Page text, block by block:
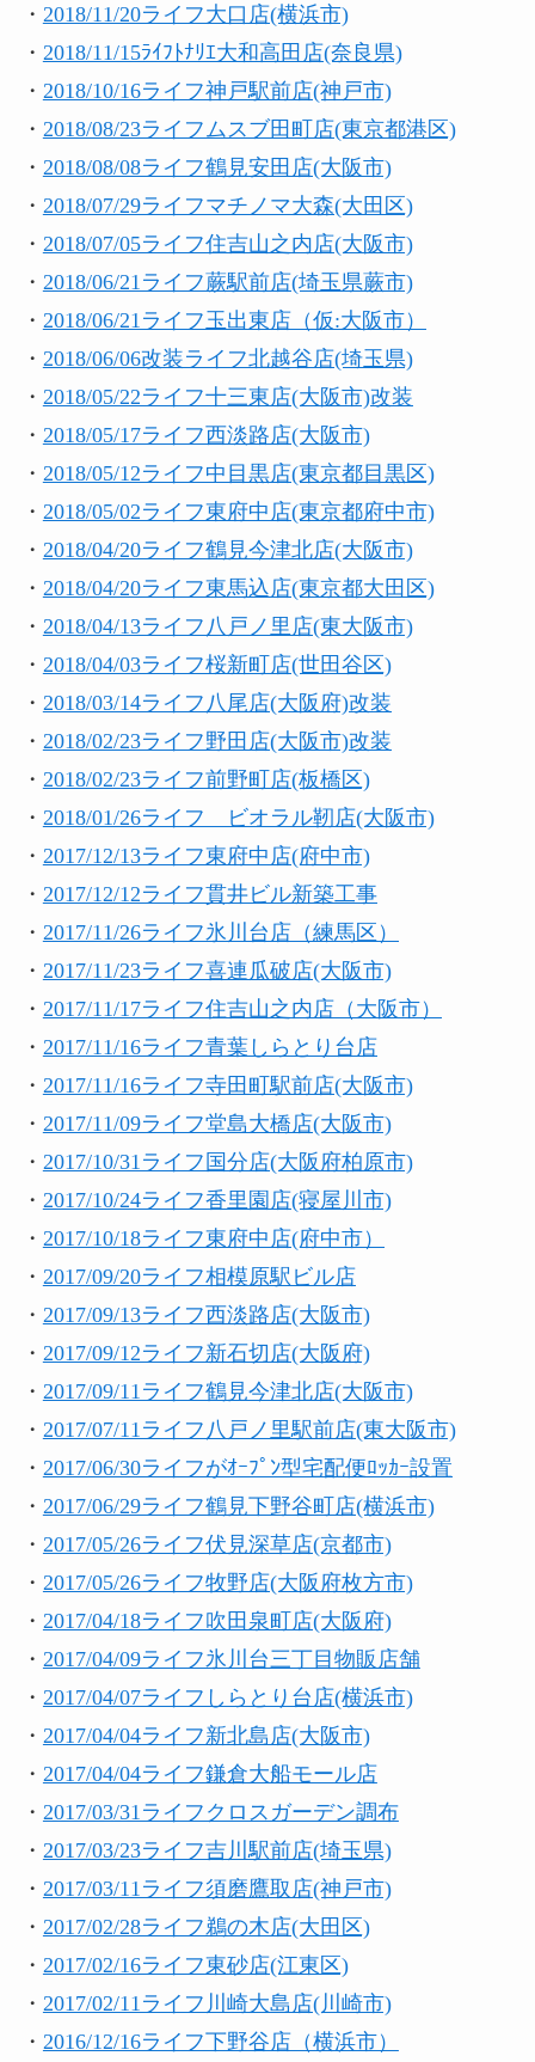
・ 2018/11/20ライフ大口店(横浜市)
・ 2018/11/15ﾗｲﾌﾄﾅﾘｴ大和高田店(奈良県)
・ 2018/10/16ライフ神戸駅前店(神戸市)
・ 2018/08/23ライフムスブ田町店(東京都港区)
・ 2018/08/08ライフ鶴見安田店(大阪市)
・ 2018/07/29ライフマチノマ大森(大田区)
・ 2018/07/05ライフ住吉山之内店(大阪市)
・ 2018/06/21ライフ蕨駅前店(埼玉県蕨市)
・ 2018/06/21ライフ玉出東店（仮:大阪市）
・ 2018/06/06改装ライフ北越谷店(埼玉県)
・ 2018/05/22ライフ十三東店(大阪市)改装
・ 2018/05/17ライフ西淡路店(大阪市)
・ 2018/05/12ライフ中目黒店(東京都目黒区)
・ 2018/05/02ライフ東府中店(東京都府中市)
・ 2018/04/20ライフ鶴見今津北店(大阪市)
・ 2018/04/20ライフ東馬込店(東京都大田区)
・ 2018/04/13ライフ八戸ノ里店(東大阪市)
・ 2018/04/03ライフ桜新町店(世田谷区)
・ 2018/03/14ライフ八尾店(大阪府)改装
・ 2018/02/23ライフ野田店(大阪市)改装
・ 2018/02/23ライフ前野町店(板橋区)
・ 2018/01/26ライフ ビオラル靭店(大阪市)
・ 2017/12/13ライフ東府中店(府中市)
・ 2017/12/12ライフ貫井ビル新築工事
・ 2017/11/26ライフ氷川台店（練馬区）
・ 2017/11/23ライフ喜連瓜破店(大阪市)
・ 2017/11/17ライフ住吉山之内店（大阪市）
・ 2017/11/16ライフ青葉しらとり台店
・ 2017/11/16ライフ寺田町駅前店(大阪市)
・ 2017/11/09ライフ堂島大橋店(大阪市)
・ 2017/10/31ライフ国分店(大阪府柏原市)
・ 2017/10/24ライフ香里園店(寝屋川市)
・ 2017/10/18ライフ東府中店(府中市）
・ 2017/09/20ライフ相模原駅ビル店
・ 2017/09/13ライフ西淡路店(大阪市)
・ 2017/09/12ライフ新石切店(大阪府)
・ 2017/09/11ライフ鶴見今津北店(大阪市)
・ 2017/07/11ライフ八戸ノ里駅前店(東大阪市)
・ 2017/06/30ライフがｵｰﾌﾟﾝ型宅配便ﾛｯｶｰ設置
・ 2017/06/29ライフ鶴見下野谷町店(横浜市)
・ 2017/05/26ライフ伏見深草店(京都市)
・ 2017/05/26ライフ牧野店(大阪府枚方市)
・ 2017/04/18ライフ吹田泉町店(大阪府)
・ 2017/04/09ライフ氷川台三丁目物販店舗
・ 2017/04/07ライフしらとり台店(横浜市)
・ 2017/04/04ライフ新北島店(大阪市)
・ 2017/04/04ライフ鎌倉大船モール店
・ 2017/03/31ライフクロスガーデン調布
・ 2017/03/23ライフ吉川駅前店(埼玉県)
・ 2017/03/11ライフ須磨鷹取店(神戸市)
・ 2017/02/28ライフ鵜の木店(大田区)
・ 2017/02/16ライフ東砂店(江東区)
・ 2017/02/11ライフ川崎大島店(川崎市)
・ 2016/12/16ライフ下野谷店（横浜市）